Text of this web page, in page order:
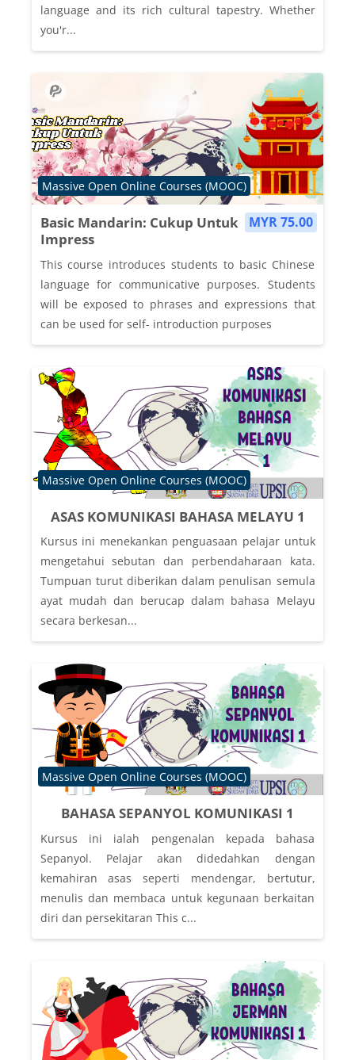
language and its rich cultural tapestry. Whether
you'r...
MYR 75.00
Basic Mandarin: Cukup Untuk
Impress
Course category
Massive Open Online Courses (MOOC)
This course introduces students to basic Chinese
language for communicative purposes. Students
will be exposed to phrases and expressions that
can be used for self- introduction purposes
ASAS KOMUNIKASI BAHASA MELAYU 1
Course category
Massive Open Online Courses (MOOC)
Kursus ini menekankan penguasaan pelajar untuk
mengetahui sebutan dan perbendaharaan kata.
Tumpuan turut diberikan dalam penulisan semula
ayat mudah dan berucap dalam bahasa Melayu
secara berkesan...
BAHASA SEPANYOL KOMUNIKASI 1
Course category
Massive Open Online Courses (MOOC)
Kursus ini ialah pengenalan kepada bahasa
Sepanyol. Pelajar akan didedahkan dengan
kemahiran asas seperti mendengar, bertutur,
menulis dan membaca untuk kegunaan berkaitan
diri dan persekitaran This c...